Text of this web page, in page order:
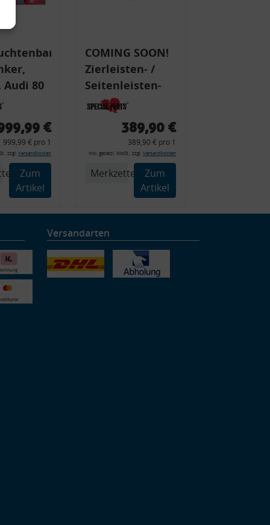
Audi 80
89,
+
€
999,99 € pro 1
zzgl. Versandkosten
Zum
Artikel
COMING SOON!
Zierleisten- /
Seitenleisten-
Set, Audi 80
Cabrio, Coupe,
Zierleiste, 2x
Kappe, Clipse,
Montagewerkzeug)
389,90 €
389,90 € pro 1
inkl. gesetzl. MwSt., zzgl. Versandkosten
Merkzettel
Zum
Artikel
Versandarten